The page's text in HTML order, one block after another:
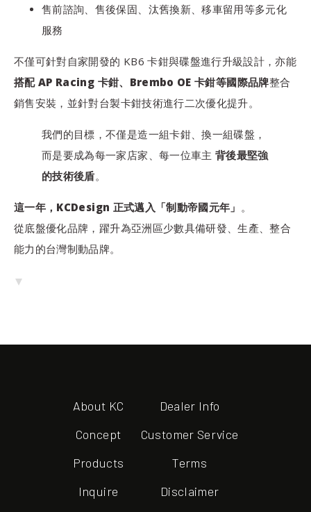
售前諮詢、售後保固、汰舊換新、移車留用等多元化
服務
不僅可針對自家開發的 KB6 卡鉗與碟盤進行升級設計，亦能
搭配 AP Racing 卡鉗、Brembo OE 卡鉗等國際品牌整合
銷售安裝，並針對台製卡鉗技術進行二次優化提升。
我們的目標，不僅是造一組卡鉗、換一組碟盤，
而是要成為每一家店家、每一位車主 背後最堅強
的技術後盾。
這一年，KCDesign 正式邁入「制動帝國元年」 。
從底盤優化品牌，躍升為亞洲區少數具備研發、生產、整合
能力的台灣制動品牌。
About KC
Concept
Products
Inquire
Dealer Info
Customer Service
Terms
Disclaimer